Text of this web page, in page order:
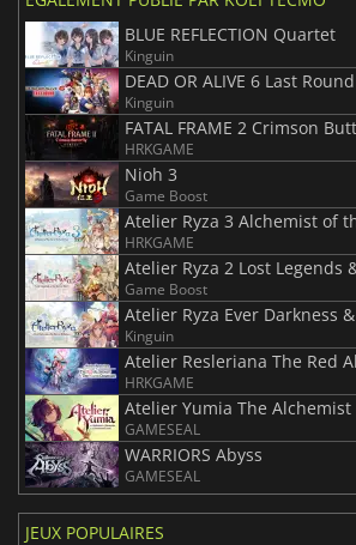
BLUE REFLECTION Quartet
Kinguin
DEAD OR ALIVE 6 Last Round
Kinguin
HRKGAME
Nioh 3
Game Boost
HRKGAME
Game Boost
Kinguin
HRKGAME
GAMESEAL
WARRIORS Abyss
GAMESEAL
JEUX POPULAIRES